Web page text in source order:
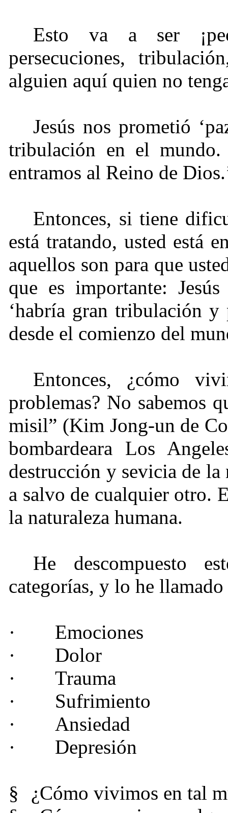
Esto va a ser
persecuciones,
alguien aquí quien no
Jesús nos prometió
tribulación en el
entramos al Reino de
Entonces, si tiene
está tratando, usted está
aquellos son para que
que es importante:
‘habría gran tribulación
desde el comienzo del
Entonces, ¿cómo
problemas? No sabemos
misil” (Kim Jong-un de
bombardeara Los
destrucción y sevicia de la
a salvo de cualquier otro.
la naturaleza humana.
He descompuesto
categorías, y lo he
·
Emociones
·
Dolor
·
Trauma
·
Sufrimiento
·
Ansiedad
·
Depresión
§
¿Cómo vivimos en tal